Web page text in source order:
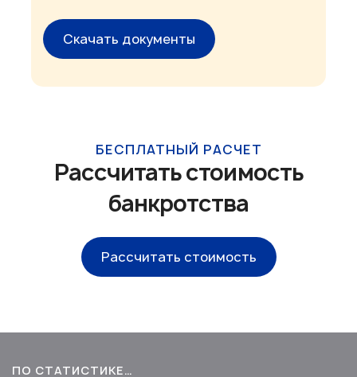
Скачать документы
БЕСПЛАТНЫЙ РАСЧЕТ
Рассчитать стоимость
банкротства
Рассчитать стоимость
ПО СТАТИСТИКЕ…